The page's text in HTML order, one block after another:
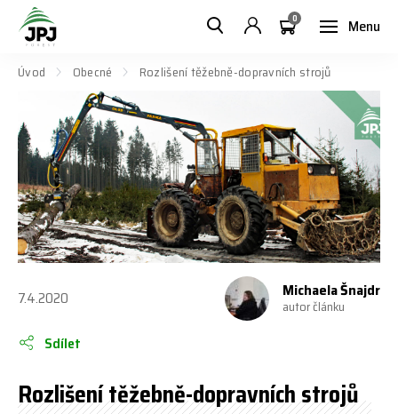
Menu
0
Úvod Obecné Rozlišení těžebně-dopravních strojů
7.4.2020
Sdílet
Michaela Šnajdr
autor článku
Rozlišení těžebně-dopravních strojů